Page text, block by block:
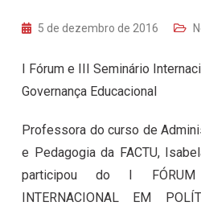
5 de dezembro de 2016
I Fórum e III Seminário
Governança Educacional
Professora do curso de
e Pedagogia da FACTU,
participou do I
INTERNACIONAL EM